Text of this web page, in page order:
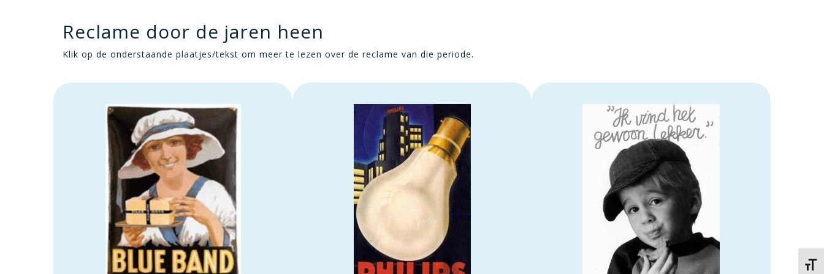
Reclame door de jaren heen
Klik op de onderstaande plaatjes/tekst om meer te lezen over de reclame van die periode.